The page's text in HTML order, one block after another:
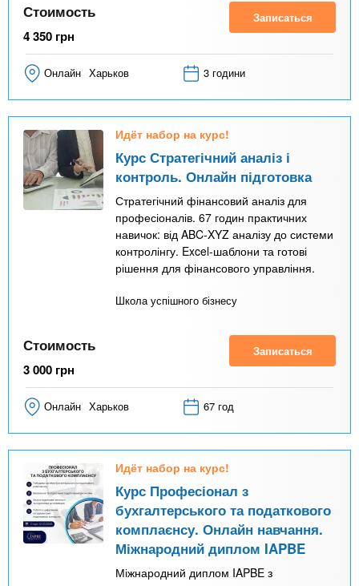
Стоимость
4 350 грн
Записаться
Онлайн Харьков 3 години
Идёт набор на курс!
Курс Стратегічний аналіз і
контроль. Онлайн підготовка
Стратегічний фінансовий аналіз для
професіоналів. 67 годин практичних
навичок: від ABC-XYZ аналізу до системи
контролінгу. Excel-шаблони та готові
рішення для фінансового управління.
Школа успішного бізнесу
Стоимость
3 000 грн
Записаться
Онлайн Харьков 67 год
Идёт набор на курс!
Курс Професіонал з
бухгалтерського та податкового
комплаєнсу. Онлайн навчання.
Міжнародний диплом IAPBE
Міжнародний диплом IAPBE з